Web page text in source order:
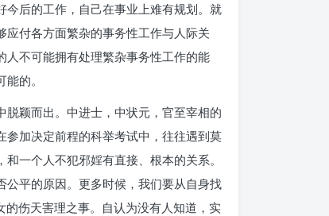
后的工作，自己在事业上难有规划。就
付各方面繁杂的事务性工作与人际关
不可能拥有处理繁杂事务性工作的能
的。
颖而出。中进士，中状元，官至宰相的
加决定前程的科举考试中，往往遇到莫
一个人不犯邪婬有直接、根本的关系。
平的原因。更多时候，我们要从自身找
伤天害理之事。自认为没有人知道，实